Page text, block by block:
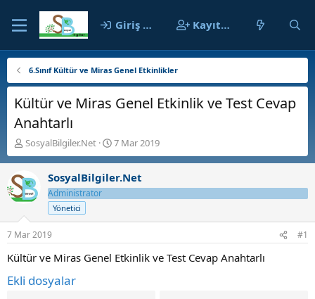
Giriş yap Kayıt ol
6.Sınıf Kültür ve Miras Genel Etkinlikler
Kültür ve Miras Genel Etkinlik ve Test Cevap
Anahtarlı
K
o
n
b
u
y
u
b
a
ş
a
SosyalBilgiler.Net
B
a
ş
l
ç
t
7 Mar 2019
SosyalBilgiler.Net
Administrator
Yönetici
7 Mar 2019 #1
Kültür ve Miras Genel Etkinlik ve Test Cevap Anahtarlı
Ekli dosyalar